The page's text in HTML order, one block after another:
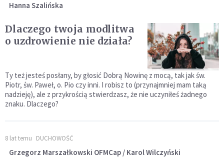
Hanna Szalińska
Dlaczego twoja modlitwa
o uzdrowienie nie działa?
Ty też jesteś posłany, by głosić Dobrą Nowinę z mocą, tak jak św.
Piotr, św. Paweł, o. Pio czy inni. I robisz to (przynajmniej mam taką
nadzieję), ale z przykrością stwierdzasz, że nie uczyniłeś żadnego
znaku. Dlaczego?
8 lat temu DUCHOWOŚĆ
Grzegorz Marszałkowski OFMCap / Karol Wilczyński